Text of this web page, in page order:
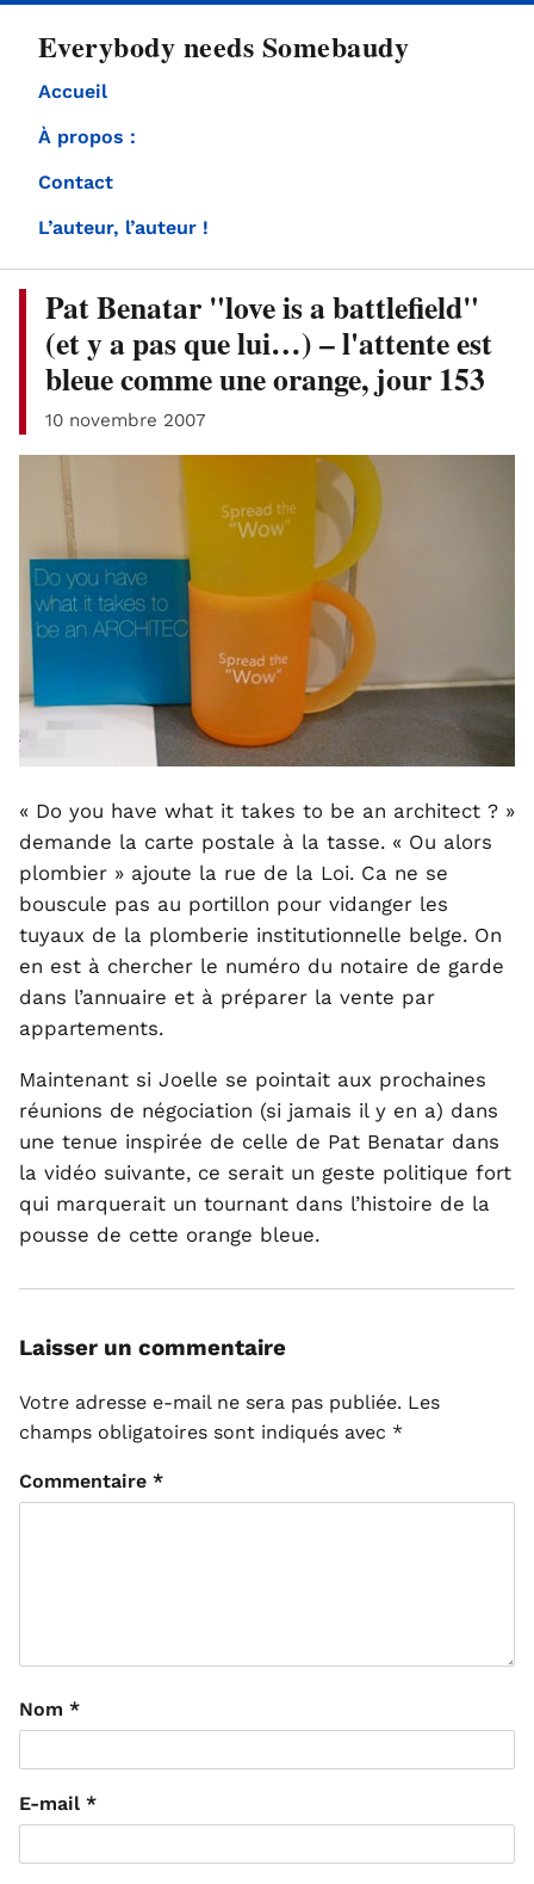
Everybody needs Somebaudy
Accueil
À propos :
Contact
L’auteur, l’auteur !
Pat Benatar "love is a battlefield"
(et y a pas que lui…) – l'attente est
bleue comme une orange, jour 153
10 novembre 2007
« Do you have what it takes to be an architect ? »
demande la carte postale à la tasse. « Ou alors
plombier » ajoute la rue de la Loi. Ca ne se
bouscule pas au portillon pour vidanger les
tuyaux de la plomberie institutionnelle belge. On
en est à chercher le numéro du notaire de garde
dans l’annuaire et à préparer la vente par
appartements.
Maintenant si Joelle se pointait aux prochaines
réunions de négociation (si jamais il y en a) dans
une tenue inspirée de celle de Pat Benatar dans
la vidéo suivante, ce serait un geste politique fort
qui marquerait un tournant dans l’histoire de la
pousse de cette orange bleue.
Laisser un commentaire
Votre adresse e-mail ne sera pas publiée. Les
champs obligatoires sont indiqués avec *
Commentaire *
Nom *
E-mail *